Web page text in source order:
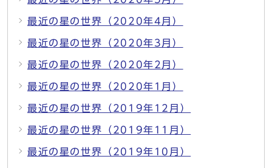
最近の星の世界（2020年4月）
最近の星の世界（2020年3月）
最近の星の世界（2020年2月）
最近の星の世界（2020年1月）
最近の星の世界（2019年12月）
最近の星の世界（2019年11月）
最近の星の世界（2019年10月）